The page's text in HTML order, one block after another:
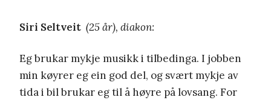
Siri Seltveit (25 år), diakon:
Eg brukar mykje musikk i tilbedinga. I jobben
min køyrer eg ein god del, og svært mykje av
tida i bil brukar eg til å høyre på lovsang. For